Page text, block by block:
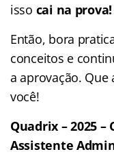
isso cai na prova!
Então, bora
conceitos e
a aprovação. Que
você!
Quadrix – 2025 –
Assistente